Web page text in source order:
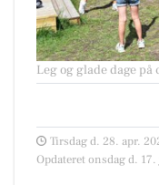
Leg og glade dage
Tirsdag d. 28. apr.
Opdateret onsdag d.